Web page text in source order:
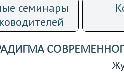
семинары